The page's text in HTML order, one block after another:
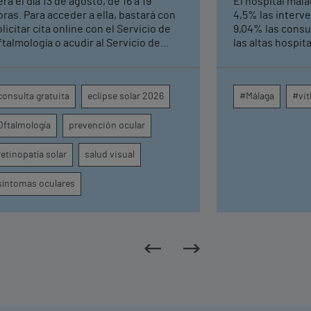
Para acceder a ella, bastará con
cita online con el Servicio de
o acudir al Servicio de
gratuita eclipse solar 2026
prevención ocular
solar salud visual
oculares
altas
4,5% las
9,04% las
las altas
centros
provincia
#Málaga